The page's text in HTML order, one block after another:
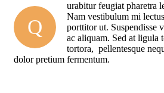
Q
urabitur feugiat pharetra
Nam vestibulum mi
porttitor ut. Suspendisse
ac aliquam. Sed at ligula
tortora, pellentesque
dolor pretium fermentum.